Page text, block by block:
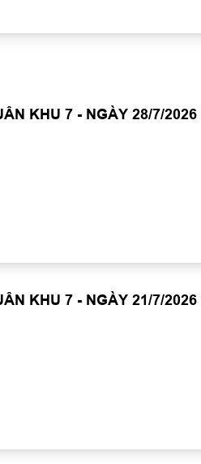
KHU 7 - NGÀY 28/7/2026
KHU 7 - NGÀY 21/7/2026